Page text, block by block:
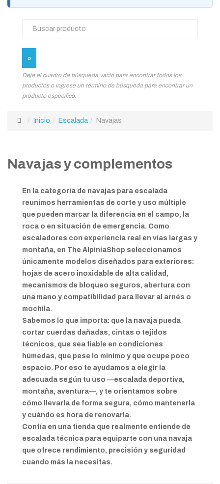
Deje el cuadro de búsqueda vacío para encontrar todos los
productos o ingrese un término de búsqueda para encontrar un
producto específico.
Inicio Escalada Navajas
Navajas y complementos
En la categoría de navajas para escalada
reunimos herramientas de corte y uso múltiple
que pueden marcar la diferencia en el campo, la
roca o en situación de emergencia. Como
escaladores con experiencia real en vías largas y
montaña, en The AlpiniaShop seleccionamos
únicamente modelos diseñados para exteriores:
hojas de acero inoxidable de alta calidad,
mecanismos de bloqueo seguros, abertura con
una mano y compatibilidad para llevar al arnés o
mochila.
Sabemos lo que importa: que la navaja pueda
cortar cuerdas dañadas, cintas o tejidos
técnicos, que sea fiable en condiciones
húmedas, que pese lo mínimo y que ocupe poco
espacio. Por eso te ayudamos a elegir la
adecuada según tu uso —escalada deportiva,
montaña, aventura—, y te orientamos sobre
cómo llevarla de forma segura, cómo mantenerla
y cuándo es hora de renovarla.
Confía en una tienda que realmente entiende de
escalada técnica para equiparte con una navaja
que ofrece rendimiento, precisión y seguridad
cuando más la necesitas.